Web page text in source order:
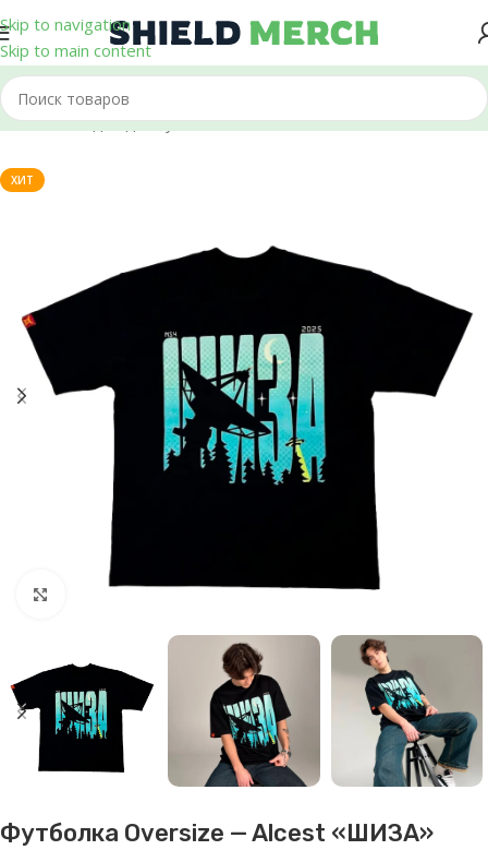
Skip to navigation
Skip to main content
Главная/Одежда/Футболки
ХИТ
Нажмите, чтобы увеличить
Футболка Oversize — Alcest «ШИЗА»